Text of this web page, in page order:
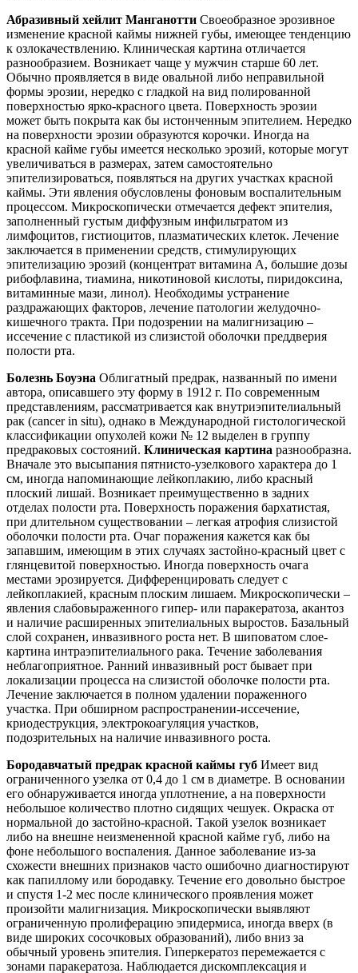
Абразивный хейлит Манганотти Своеобразное эрозивное
изменение красной каймы нижней губы, имеющее тенденцию
к озлокачествлению. Клиническая картина отличается
разнообразием. Возникает чаще у мужчин старше 60 лет.
Обычно проявляется в виде овальной либо неправильной
формы эрозии, нередко с гладкой на вид полированной
поверхностью ярко-красного цвета. Поверхность эрозии
может быть покрыта как бы истонченным эпителием. Нередко
на поверхности эрозии образуются корочки. Иногда на
красной кайме губы имеется несколько эрозий, которые могут
увеличиваться в размерах, затем самостоятельно
эпителизироваться, появляться на других участках красной
каймы. Эти явления обусловлены фоновым воспалительным
процессом. Микроскопически отмечается дефект эпителия,
заполненный густым диффузным инфильтратом из
лимфоцитов, гистиоцитов, плазматических клеток. Лечение
заключается в применении средств, стимулирующих
эпителизацию эрозий (концентрат витамина А, большие дозы
рибофлавина, тиамина, никотиновой кислоты, пиридоксина,
витаминные мази, линол). Необходимы устранение
раздражающих факторов, лечение патологии желудочно-
кишечного тракта. При подозрении на малигнизацию –
иссечение с пластикой из слизистой оболочки преддверия
полости рта.
Болезнь Боуэна Облигатный предрак, названный по имени
автора, описавшего эту форму в 1912 г. По современным
представлениям, рассматривается как внутриэпителиальный
рак (cancer in situ), однако в Международной гистологической
классификации опухолей кожи № 12 выделен в группу
предраковых состояний. Клиническая картина разнообразна.
Вначале это высыпания пятнисто-узелкового характера до 1
см, иногда напоминающие лейкоплакию, либо красный
плоский лишай. Возникает преимущественно в задних
отделах полости рта. Поверхность поражения бархатистая,
при длительном существовании – легкая атрофия слизистой
оболочки полости рта. Очаг поражения кажется как бы
запавшим, имеющим в этих случаях застойно-красный цвет с
глянцевитой поверхностью. Иногда поверхность очага
местами эрозируется. Дифференцировать следует с
лейкоплакией, красным плоским лишаем. Микроскопически –
явления слабовыраженного гипер- или паракератоза, акантоз
и наличие расширенных эпителиальных выростов. Базальный
слой сохранен, инвазивного роста нет. В шиповатом слое-
картина интраэпителиального рака. Течение заболевания
неблагоприятное. Ранний инвазивный рост бывает при
локализации процесса на слизистой оболочке полости рта.
Лечение заключается в полном удалении пораженного
участка. При обширном распространении-иссечение,
криодеструкция, электрокоагуляция участков,
подозрительных на наличие инвазивного роста.
Бородавчатый предрак красной каймы губ Имеет вид
ограниченного узелка от 0,4 до 1 см в диаметре. В основании
его обнаруживается иногда уплотнение, а на поверхности
небольшое количество плотно сидящих чешуек. Окраска от
нормальной до застойно-красной. Такой узелок возникает
либо на внешне неизмененной красной кайме губ, либо на
фоне небольшого воспаления. Данное заболевание из-за
схожести внешних признаков часто ошибочно диагностируют
как папиллому или бородавку. Течение его довольно быстрое
и спустя 1-2 мес после клинического проявления может
произойти малигнизация. Микроскопически выявляют
ограниченную пролиферацию эпидермиса, иногда вверх (в
виде широких сосочковых образований), либо вниз за
обычный уровень эпителия. Гиперкератоз перемежается с
зонами паракератоза. Наблюдается дискомплексация и